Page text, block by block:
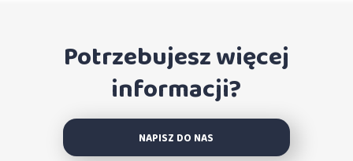
Potrzebujesz więcej
informacji?
NAPISZ DO NAS